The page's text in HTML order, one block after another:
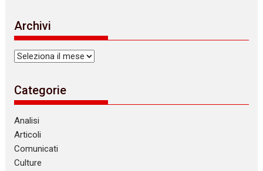
Archivi
Archivi
Categorie
Analisi
Articoli
Comunicati
Culture